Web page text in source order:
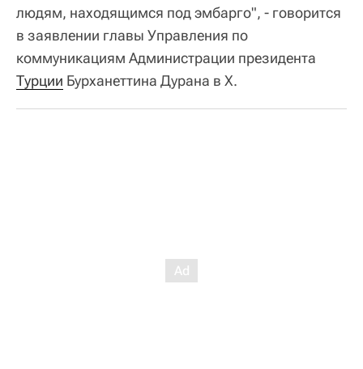
людям, находящимся под эмбарго", - говорится
в заявлении главы Управления по
коммуникациям Администрации президента
Турции Бурханеттина Дурана в Х.